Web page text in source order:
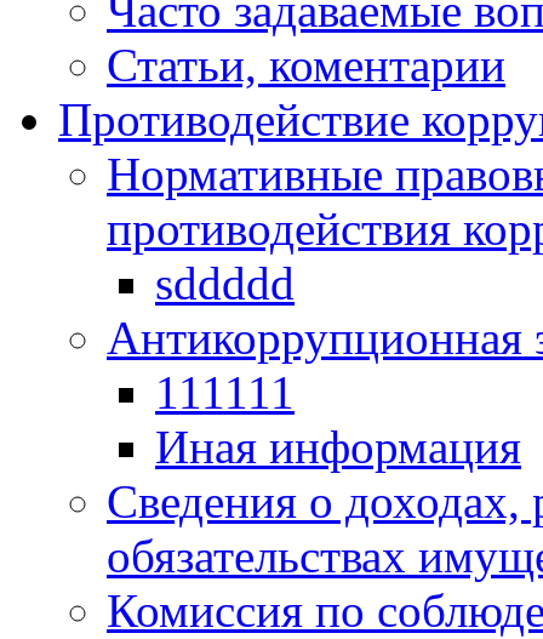
Статьи, коментарии
Противодействие
Нормативные
противодействия
sddddd
Антикоррупционная
111111
Иная информация
Сведения о доходах,
обязательствах
Комиссия по